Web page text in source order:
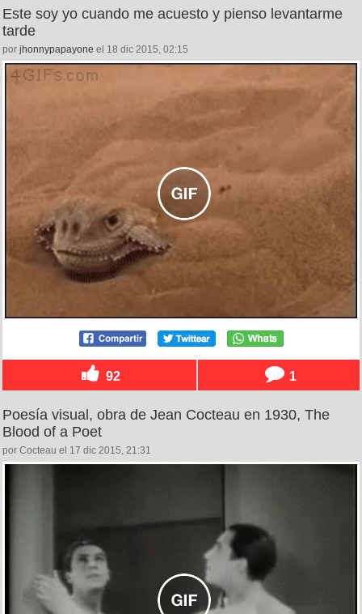
Este soy yo cuando me acuesto y pienso levantarme
tarde
por jhonnypapayone el 18 dic 2015, 02:15
92 1
Poesía visual, obra de Jean Cocteau en 1930, The
Blood of a Poet
por Cocteau el 17 dic 2015, 21:31